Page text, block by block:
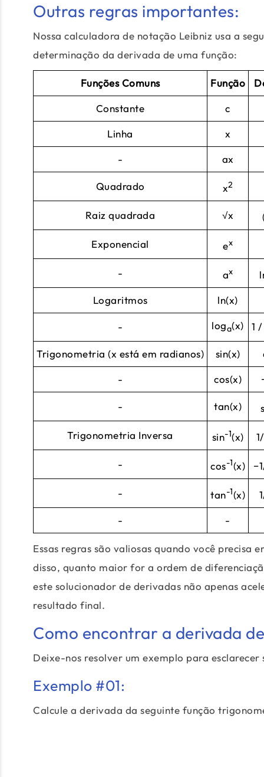
Outras regras importantes:
Nossa calculadora de notação Leibniz usa a
determinação da derivada de uma função:
Funções Comuns Função
Constante c
Linha x
- ax
Quadrado x2
Raiz quadrada √x
Exponencial ex
- ax
Logaritmos ln(x)
- loga(x) 1
Trigonometria (x está em radianos) sin(x)
- cos(x)
- tan(x)
Trigonometria Inversa sin-1(x)
- cos-1(x)
- tan-1(x)
- -
Essas regras são valiosas quando você
disso, quanto maior for a ordem de
este solucionador de derivadas não apenas
resultado final.
Como encontrar a derivada
Deixe-nos resolver um exemplo para
Exemplo #01:
Calcule a derivada da seguinte função